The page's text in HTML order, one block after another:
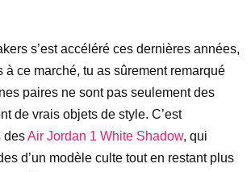
s’est accéléré ces dernières années,
à ce marché, tu as sûrement remarqué
paires ne sont pas seulement des
de vrais objets de style. C’est
desAir Jordan 1 White Shadow, qui
d’un modèle culte tout en restant plus